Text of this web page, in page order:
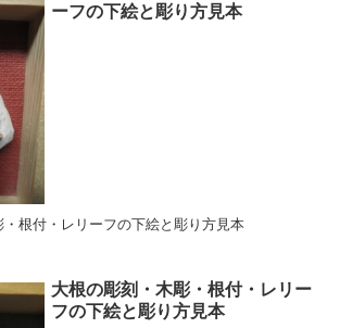
ーフの下絵と彫り方見本
根付・レリーフの下絵と彫り方見本
大根の彫刻・木彫・根付・レリー
フの下絵と彫り方見本